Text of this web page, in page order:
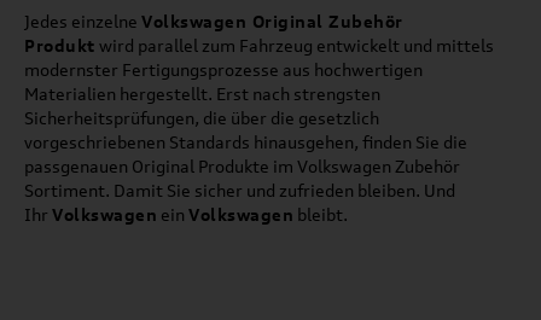
Jedes einzelne Volkswagen Original Zubehör
Produkt wird parallel zum Fahrzeug entwickelt und mittels
modernster Fertigungsprozesse aus hochwertigen
Materialien hergestellt. Erst nach strengsten
Sicherheitsprüfungen, die über die gesetzlich
vorgeschriebenen Standards hinausgehen, finden Sie die
passgenauen Original Produkte im Volkswagen Zubehör
Sortiment. Damit Sie sicher und zufrieden bleiben. Und
Ihr Volkswagen ein Volkswagen bleibt.